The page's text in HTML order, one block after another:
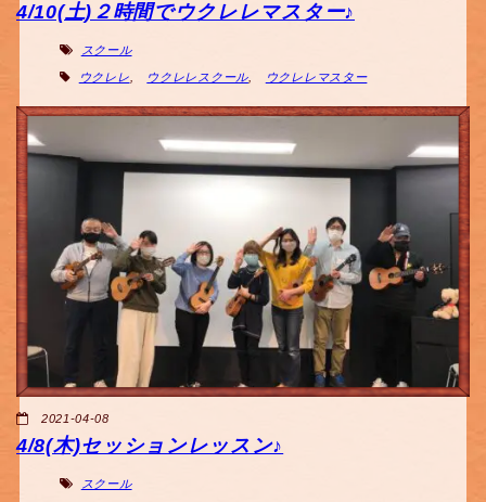
4/10(土)２時間でウクレレマスター♪
スクール
ウクレレ ウクレレスクール, ウクレレマスター
2021-04-08
4/8(木)セッションレッスン♪
スクール